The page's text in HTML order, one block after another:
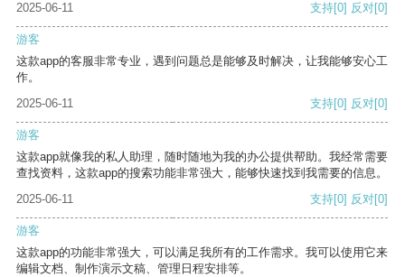
2025-06-11 支持[0] 反对[0]
游客
这款app的客服非常专业，遇到问题总是能够及时解决，让我能够安心工
作。
2025-06-11
支持[0] 反对[0]
游客
这款app就像我的私人助理，随时随地为我的办公提供帮助。我经常需要
查找资料，这款app的搜索功能非常强大，能够快速找到我需要的信息。
2025-06-11
支持[0] 反对[0]
游客
这款app的功能非常强大，可以满足我所有的工作需求。我可以使用它来
编辑文档、制作演示文稿、管理日程安排等。